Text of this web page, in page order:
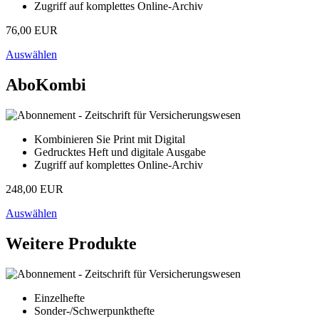
Zugriff auf komplettes Online-Archiv
76,00 EUR
Auswählen
AboKombi
Kombinieren Sie Print mit Digital
Gedrucktes Heft und digitale Ausgabe
Zugriff auf komplettes Online-Archiv
248,00 EUR
Auswählen
Weitere Produkte
Einzelhefte
Sonder-/Schwerpunkthefte